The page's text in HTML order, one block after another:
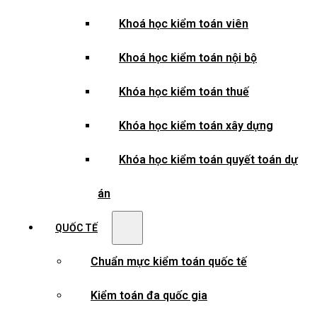
Khoá học kiểm toán viên
Khoá học kiểm toán nội bộ
Khóa học kiểm toán thuế
Khóa học kiểm toán xây dựng
Khóa học kiểm toán quyết toán dự
án
QUỐC TẾ
Chuẩn mực kiểm toán quốc tế
Kiểm toán đa quốc gia